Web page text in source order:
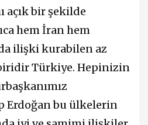
açık bir şekilde
hem İran hem
ilişki kurabilen az
Türkiye. Hepinizin
Erdoğan bu ülkelerin